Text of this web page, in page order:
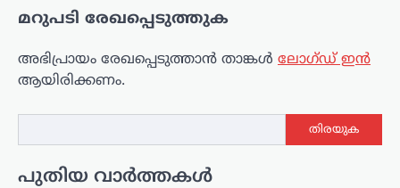
മറുപടി രേഖപ്പെടുത്തുക
അഭിപ്രായം രേഖപ്പെടുത്താ‍ൻ താങ്കൾ ലോഗ്ഡ് ഇൻ
ആയിരിക്കണം.
തിരയുക
പുതിയ വാർത്തകൾ